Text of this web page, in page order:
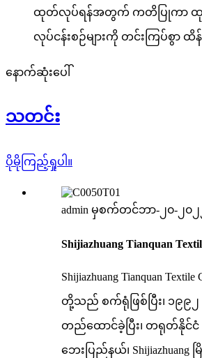
ထုတ်လုပ်ရန်အတွက် ကတိပြုကာ ထု
လုပ်ငန်းစဉ်များကို တင်းကြပ်စွာ ထိ
နောက်ဆုံးပေါ်
သတင်း
ပိုမိုကြည့်ရှုပါ။
admin မှစက်တင်ဘာ-၂၀-၂၀၂
Shijiazhuang Tianquan
Shijiazhuang Tianquan
တို့သည် စက်ရုံဖြစ်ပြီး၊ ၁၉၉
တည်ထောင်ခဲ့ပြီး၊ တရုတ်နိုင်ငံ
ဘေးပြည်နယ်၊